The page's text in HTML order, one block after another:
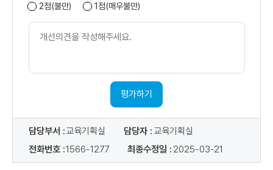
2점(불만)
1점(매우불만)
개
평가하기
담당부서 :교육기획실 담당자 : 교육기획실
전화번호 :1566-1277 최종수정일 : 2025-03-21